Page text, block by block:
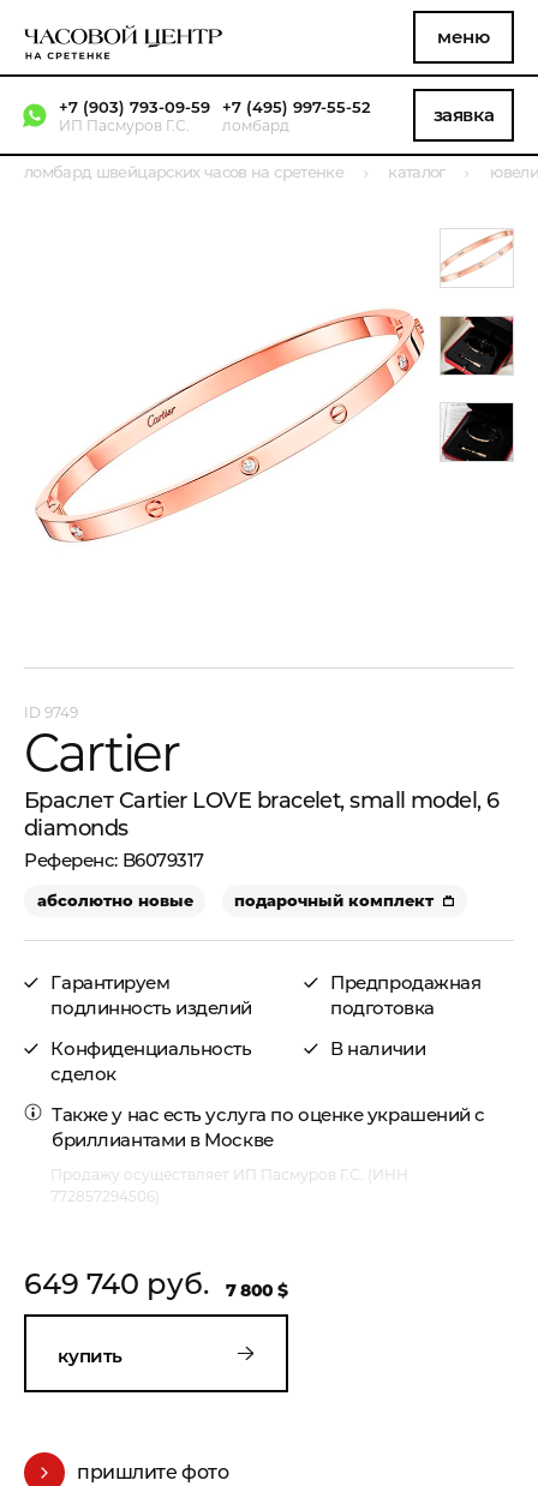
меню
+7 (903) 793-09-59
ИП Пасмуров Г.С.
+7 (495) 997-55-52
ломбард заявка
ломбард швейцарских часов на сретенке каталог
9749
Cartier
Браслет Cartier LOVE bracelet, small model, 6
diamonds
B6079317
абсолютно новые подарочный комплект
Гарантируем
подлинность изделий
Конфиденциальность
сделок
Предпродажная
подготовка
В наличии
Также у нас есть услуга по оценке украшений с
бриллиантами в Москве
Продажу осуществляет ИП Пасмуров Г.С. (ИНН
772857294506)
649 740 руб. 7 800 $
купить
пришлите фото